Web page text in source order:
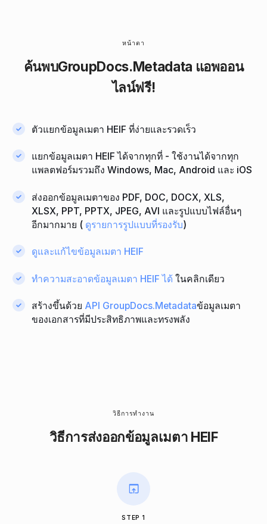
หน้าตา
ค้นพบGroupDocs.Metadata แอพออน
ไลน์ฟรี!
ตัวแยกข้อมูลเมตา HEIF ที่ง่ายและรวดเร็ว
แยกข้อมูลเมตา HEIF ได้จากทุกที่ - ใช้งานได้จากทุก
แพลตฟอร์มรวมถึง Windows, Mac, Android และ iOS
ส่งออกข้อมูลเมตาของ PDF, DOC, DOCX, XLS,
XLSX, PPT, PPTX, JPEG, AVI และรูปแบบไฟล์อื่นๆ
อีกมากมาย ( ดูรายการรูปแบบที่รองรับ)
ดูและแก้ไขข้อมูลเมตา HEIF
ทําความสะอาดข้อมูลเมตา HEIF ได้ ในคลิกเดียว
สร้างขึ้นด้วย API GroupDocs.Metadataข้อมูลเมตา
ของเอกสารที่มีประสิทธิภาพและทรงพลัง
วิธีการทํางาน
วิธีการส่งออกข้อมูลเมตา HEIF
STEP 1